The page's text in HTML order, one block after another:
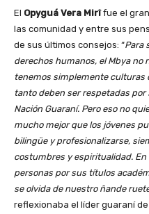
El Opyguá Vera Mirîfue el
las comunidad y entre sus
de sus últimos consejos: “Para
derechos humanos, el Mbya no
tenemos simplemente culturas
tanto deben ser respetadas
Nación Guaraní. Pero eso no
mucho mejor que los jóvenes
bilingüe y profesionalizarse,
costumbres y espiritualidad.
personas por sus títulos
se olvida de nuestro ñande
reflexionaba el líder guaraní de